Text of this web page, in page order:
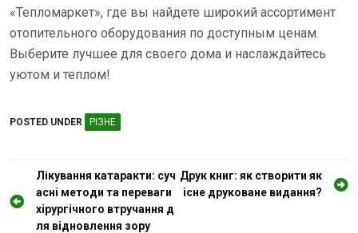
«Тепломаркет», где вы найдете широкий ассортимент
отопительного оборудования по доступным ценам.
Выберите лучшее для своего дома и наслаждайтесь
уютом и теплом!
POSTED UNDER РІЗНЕ
а
Лікування катаракти: суч
асні методи та переваги
хірургічного втручання д
ля відновлення зору
Друк книг: як створити як
існе друковане видання?